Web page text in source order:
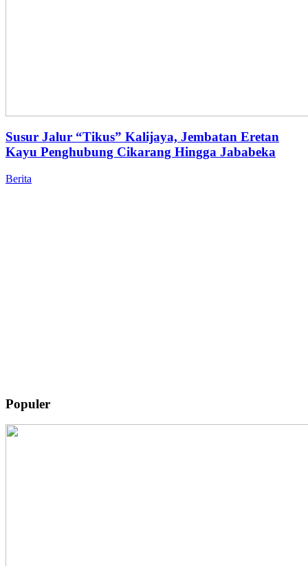
Susur Jalur “Tikus” Kalijaya, Jembatan Eretan
Kayu Penghubung Cikarang Hingga Jababeka
Berita
Populer